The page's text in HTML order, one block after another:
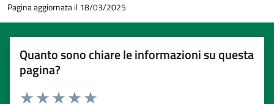
Pagina aggiornata il 18/03/2025
Quanto sono chiare le informazioni su questa
pagina?